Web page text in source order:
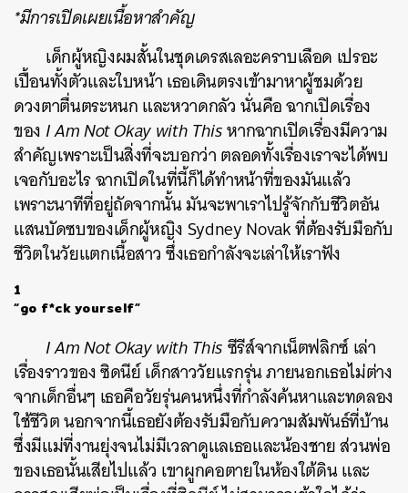
*มีการเปิดเผยเนื้อหาสำคัญ
เด็กผู้หญิงผมสั้นในชุดเดรสเลอะคราบเลือด เปรอะ
เปื้อนทั้งตัวและใบหน้า เธอเดินตรงเข้ามาหาผู้ชมด้วย
ดวงตาตื่นตระหนก และหวาดกลัว นั่นคือ ฉากเปิดเรื่อง
ของ I Am Not Okay with Thisหากฉากเปิดเรื่องมีความ
สำคัญเพราะเป็นสิ่งที่จะบอกว่า ตลอดทั้งเรื่องเราจะได้พบ
เจอกับอะไร ฉากเปิดในที่นี้ก็ได้ทำหน้าที่ของมันแล้ว
เพราะนาทีที่อยู่ถัดจากนั้น มันจะพาเราไปรู้จักกับชีวิตอัน
แสนบัดซบของเด็กผู้หญิง Sydney Novak ที่ต้องรับมือกับ
ชีวิตในวัยแตกเนื้อสาว ซึ่งเธอกำลังจะเล่าให้เราฟัง
1
“go f*ck yourself”
I Am Not Okay with Thisซีรีส์จากเน็ตฟลิกซ์เล่า
เรื่องราวของ ซิดนีย์ เด็กสาววัยแรกรุ่น ภายนอกเธอไม่ต่าง
จากเด็กอื่นๆ เธอคือวัยรุ่นคนหนึ่งที่กำลังค้นหาและทดลอง
ใช้ชีวิต นอกจากนี้เธอยังต้องรับมือกับความสัมพันธ์ที่บ้าน
ซึ่งมีแม่ที่งานยุ่งจนไม่มีเวลาดูแลเธอและน้องชาย ส่วนพ่อ
ของเธอนั้นเสียไปแล้ว เขาผูกคอตายในห้องใต้ดิน และ